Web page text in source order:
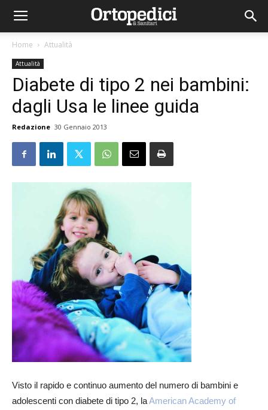
Home Attualità
Attualità
Diabete di tipo 2 nei bambini:
dagli Usa le linee guida
Redazione 30 Gennaio 2013
Visto il rapido e continuo aumento del numero di bambini e
adolescenti con diabete di tipo 2, laAmerican Academy of